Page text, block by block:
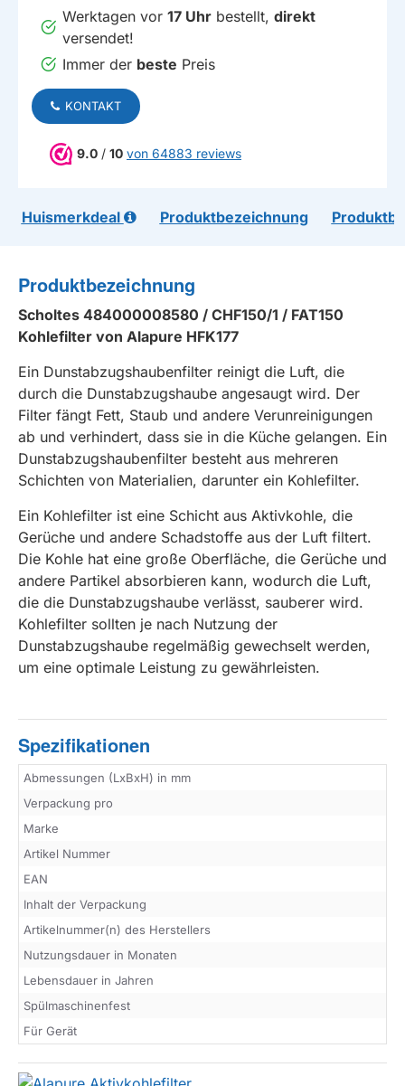
Werktagen vor 17 Uhr bestellt, direkt
versendet!
Immer der beste Preis
KONTAKT
9.0 / 10 von 64883 reviews
Huismerkdeal Produktbezeichnung
Produktbezeichnung
Scholtes 484000008580 / CHF150/1 / FAT150
Kohlefilter von Alapure HFK177
Ein Dunstabzugshaubenfilter reinigt die Luft, die
durch die Dunstabzugshaube angesaugt wird. Der
Filter fängt Fett, Staub und andere Verunreinigungen
ab und verhindert, dass sie in die Küche gelangen. Ein
Dunstabzugshaubenfilter besteht aus mehreren
Schichten von Materialien, darunter ein Kohlefilter.
Ein Kohlefilter ist eine Schicht aus Aktivkohle, die
Gerüche und andere Schadstoffe aus der Luft filtert.
Die Kohle hat eine große Oberfläche, die Gerüche und
andere Partikel absorbieren kann, wodurch die Luft,
die die Dunstabzugshaube verlässt, sauberer wird.
Kohlefilter sollten je nach Nutzung der
Dunstabzugshaube regelmäßig gewechselt werden,
um eine optimale Leistung zu gewährleisten.
Spezifikationen
Abmessungen (LxBxH) in mm
Verpackung pro
Marke
Artikel Nummer
EAN
Inhalt der Verpackung
Artikelnummer(n) des Herstellers
Nutzungsdauer in Monaten
Lebensdauer in Jahren
Spülmaschinenfest
Für Gerät